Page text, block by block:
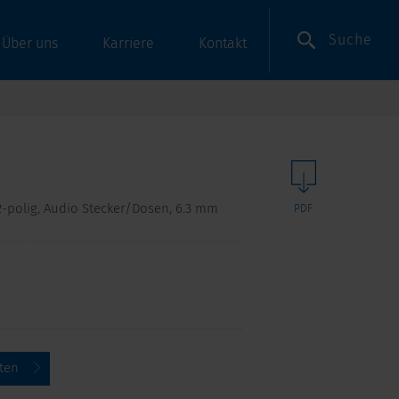
Über uns Karriere Kontakt Suche
PDF
polig, Audio Stecker/Dosen, 6.3 mm